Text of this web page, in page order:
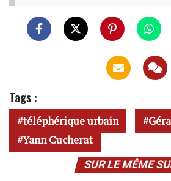
Tags :
téléphérique urbain
Yann Cucherat
SUR LE MÊME